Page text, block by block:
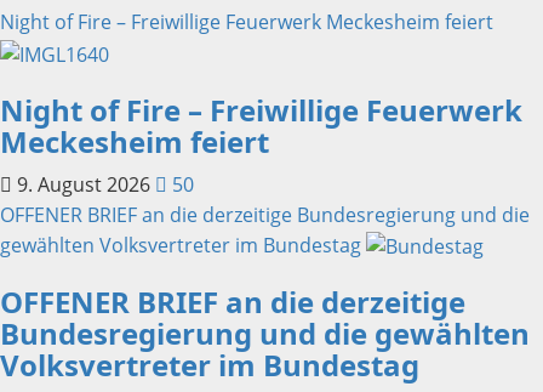
Night of Fire – Freiwillige Feuerwerk Meckesheim feiert
Night of Fire – Freiwillige Feuerwerk
Meckesheim feiert
9. August 2026
50
OFFENER BRIEF an die derzeitige Bundesregierung und die
gewählten Volksvertreter im Bundestag
OFFENER BRIEF an die derzeitige
Bundesregierung und die gewählten
Volksvertreter im Bundestag